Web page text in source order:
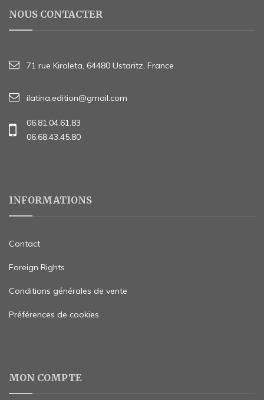
NOUS CONTACTER
71 rue Kiroleta, 64480 Ustaritz, France
ilatina.edition@gmail.com
06.81.04.61.83
06.68.43.45.80
INFORMATIONS
Contact
Foreign Rights
Conditions générales de vente
Préférences de cookies
MON COMPTE